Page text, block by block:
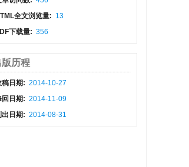
全文浏览量: 13
下载量: 356
版历程
稿日期: 2014-10-27
回日期: 2014-11-09
出日期: 2014-08-31